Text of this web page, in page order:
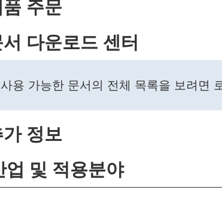
주문
서 다운로드 센터
사용 가능한 문서의 전체 목록을 보려면
가 정보
업 및 적용분야